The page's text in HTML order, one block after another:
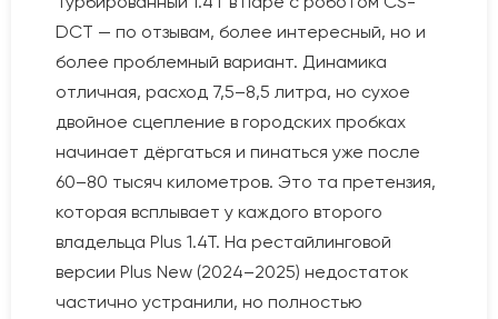
DCT — по отзывам, более интересный, но и
более проблемный вариант. Динамика
отличная, расход 7,5–8,5 литра, но сухое
двойное сцепление в городских пробках
начинает дёргаться и пинаться уже после
60–80 тысяч километров. Это та претензия,
которая всплывает у каждого второго
владельца Plus 1.4T. На рестайлинговой
версии Plus New (2024–2025) недостаток
частично устранили, но полностью